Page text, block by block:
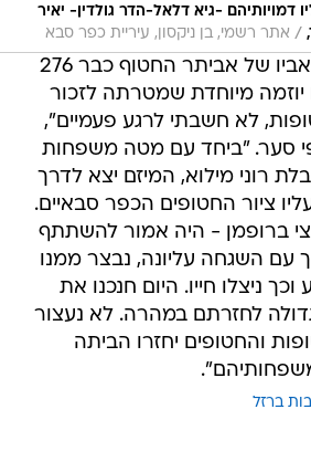
דמויותיהם -גיא דלאל-הדר גולדין- יאיר
/ אתר רשמי, בן ניקסון, עיריית כפר סבא
"כאשר אבישי דוד, אביו של אביתר החטוף כבר 276
יוזמה מיוחדת שמטרתה לזכור
לא חשבתי לרגע פעמיים",
סער. "ביחד עם מטה משפחות
רוני מילוא, המיזם יצא לדרך
ציור החטופים הכפר סבאיים.
ברופמן - היה אמור להשתתף
עם השגחה עליונה, נבצר ממנו
ניצלו חייו. היום חנכנו את
לחזרתם במהרה. לא נעצור
והחטופים יחזרו הביתה
ברזל